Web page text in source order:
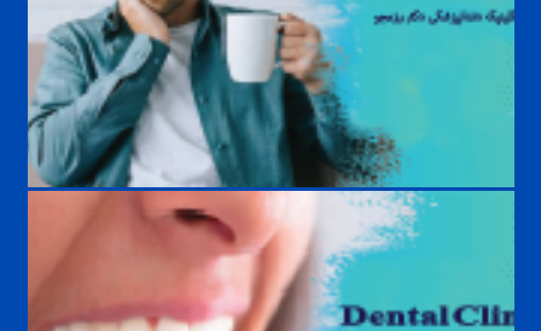
حساسیت دندان به سرما و گرما؛ علت، درمان و راه‌های پیشگیری